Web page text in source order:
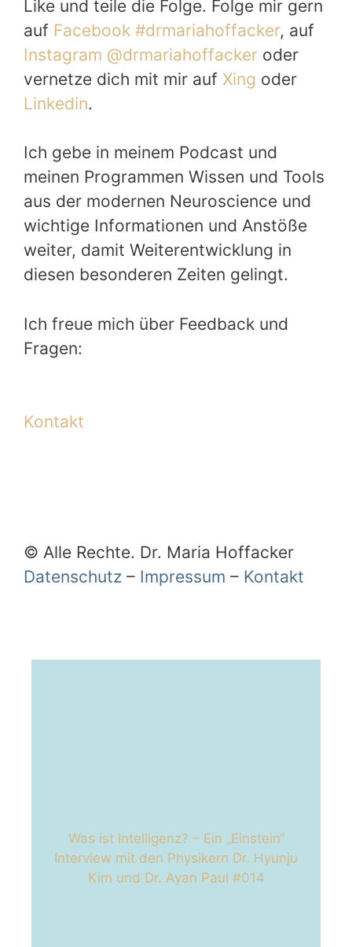
Like und teile die Folge. Folge mir gern
auf Facebook #drmariahoffacker, auf
Instagram @drmariahoffacker oder
vernetze dich mit mir auf Xing oder
Linkedin.
Ich gebe in meinem Podcast und
meinen Programmen Wissen und Tools
aus der modernen Neuroscience und
wichtige Informationen und Anstöße
weiter, damit Weiterentwicklung in
diesen besonderen Zeiten gelingt.
Ich freue mich über Feedback und
Fragen:
Kontakt
© Alle Rechte. Dr. Maria Hoffacker
Datenschutz – Impressum – Kontakt
Was ist Intelligenz? – Ein „Einstein“
Interview mit den Physikern Dr. Hyunju
Kim und Dr. Ayan Paul #014